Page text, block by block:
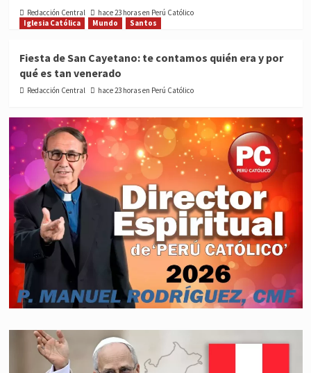
Redacción Central
hace 23 horas en Perú Católico
Iglesia Católica
Mundo Santos
Fiesta de San Cayetano: te contamos quién era y por
qué es tan venerado
Redacción Central hace 23 horas en Perú Católico